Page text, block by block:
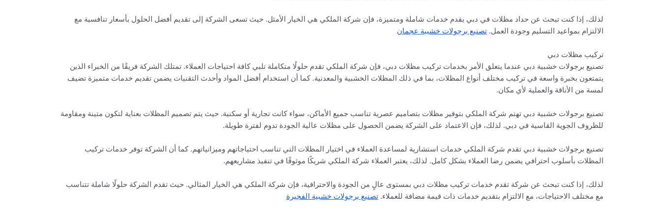
لذلك، إذا كنت تبحث عن حداد مظلات في دبي يقدم خدمات شاملة ومتميزة، فإن شركة الملكي هي الخيار الأمثل. حيث تسعى الشركة إلى تقديم أفضل الحلول بأسعار تنافسية مع
الالتزام بمواعيد التسليم وجودة العمل. تصنيع برجولات خشبية عجمان
تركيب مظلات دبي
تصنيع برجولات خشبية دبي عندما يتعلق الأمر بخدمات تركيب مظلات دبي، فإن شركة الملكي تقدم حلولًا متكاملة تلبي كافة احتياجات العملاء. تمتلك الشركة فريقًا من الخبراء الذين
يتمتعون بخبرة واسعة في تركيب مختلف أنواع المظلات، بما في ذلك المظلات الخشبية والمعدنية. كما أن استخدام أفضل المواد وأحدث التقنيات يضمن تقديم خدمات متميزة تضيف
لمسة من الأناقة والعملية لأي مكان.
تصنيع برجولات خشبية دبي تهتم شركة الملكي بتوفير مظلات بتصاميم عصرية تناسب جميع الأماكن، سواء كانت تجارية أو سكنية. حيث يتم تصميم المظلات بعناية لتكون متينة ومقاومة
للظروف الجوية القاسية في دبي. لذلك، فإن الاعتماد على الشركة يضمن الحصول على مظلات عالية الجودة تدوم لفترة طويلة.
تصنيع برجولات خشبية دبي تقدم شركة الملكي خدمات استشارية لمساعدة العملاء في اختيار المظلات التي تناسب احتياجاتهم وميزانياتهم. كما أن الشركة توفر خدمات تركيب
المظلات بأسلوب احترافي يضمن رضا العملاء بشكل كامل. لذلك، يعتبر العملاء شركة الملكي شريكًا موثوقًا في تنفيذ مشاريعهم.
لذلك، إذا كنت تبحث عن شركة تقدم خدمات تركيب مظلات دبي بمستوى عالٍ من الجودة والاحترافية، فإن شركة الملكي هي الخيار المثالي. حيث تقدم الشركة حلولًا شاملة تتناسب
مع مختلف الاحتياجات، مع الالتزام بتقديم خدمات ذات قيمة مضافة للعملاء. تصنيع برجولات خشبية الفجيرة